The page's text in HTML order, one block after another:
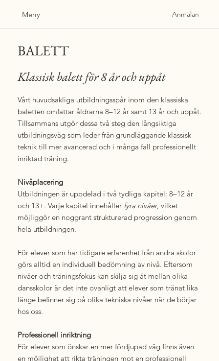
Anmälan
Meny
BALETT
Klassisk balett för 8 år och uppåt
Vårt huvudsakliga utbildningsspår inom den klassiska
baletten omfattar åldrarna 8–12 år samt 13 år och uppåt.
Tillsammans utgör dessa två steg den långsiktiga
utbildningsväg som leder från grundläggande klassisk
teknik till mer avancerad och i många fall professionellt
inriktad träning.
Nivåplacering
Utbildningen är uppdelad i två tydliga kapitel: 8–12 år
och 13+. Varje kapitel innehåller fyra nivåer, vilket
möjliggör en noggrant strukturerad progression genom
hela utbildningen.
För elever som har tidigare erfarenhet från andra skolor
görs alltid en individuell bedömning av nivå. Eftersom
nivåer och träningsfokus kan skilja sig åt mellan olika
dansskolor är det inte ovanligt att elever som tränat lika
länge befinner sig på olika tekniska nivåer när de börjar
hos oss.
Professionell inriktning
För elever som önskar en mer fördjupad väg finns även
en möjlighet att rikta träningen mot en professionell